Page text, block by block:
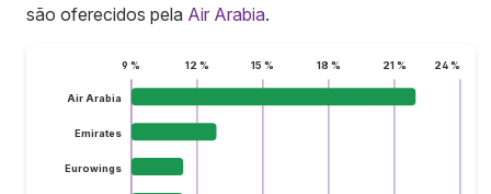
são oferecidos pela Air Arabia.
9 % 12 % 15 % 18 % 21 % 24 %
Air Arabia
Emirates
Eurowings